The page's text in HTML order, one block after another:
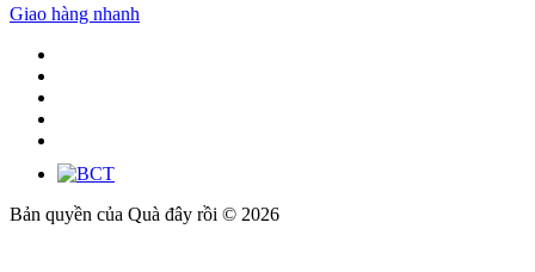
Giao hàng nhanh
Bản quyền của Quà đây rồi © 2026